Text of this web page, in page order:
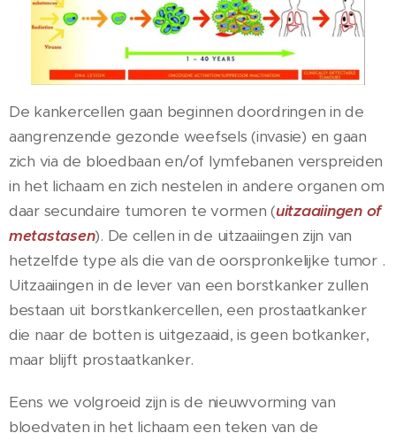
De kankercellen gaan beginnen doordringen in de
aangrenzende gezonde weefsels (invasie) en gaan
zich via de bloedbaan en/of lymfebanen verspreiden
in het lichaam en zich nestelen in andere organen om
daar secundaire tumoren te vormen (uitzaaiingen of
metastasen). De cellen in de uitzaaiingen zijn van
hetzelfde type als die van de oorspronkelijke tumor .
Uitzaaiingen in de lever van een borstkanker zullen
bestaan uit borstkankercellen, een prostaatkanker
die naar de botten is uitgezaaid, is geen botkanker,
maar blijft prostaatkanker.
Eens we volgroeid zijn is de nieuwvorming van
bloedvaten in het lichaam een teken van de